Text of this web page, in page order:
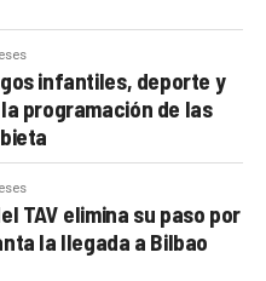
infantiles, deporte y
programación de las
TAV elimina su paso por
la llegada a Bilbao